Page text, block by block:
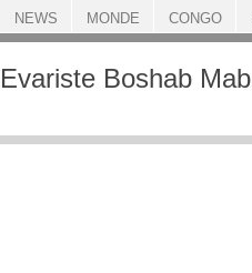
ACCUEIL
Evariste Boshab
NEWS MONDE CONGO